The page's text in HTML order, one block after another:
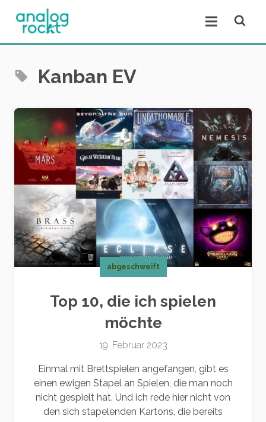
Open menu.
Open
Kanban EV
abgeschweift
Top 10, die ich spielen
möchte
19. Februar 2023
Einmal mit Brettspielen angefangen, gibt es
einen ewigen Stapel an Spielen, die man noch
nicht gespielt hat. Und ich rede hier nicht von
den sich stapelenden Kartons, die bereits